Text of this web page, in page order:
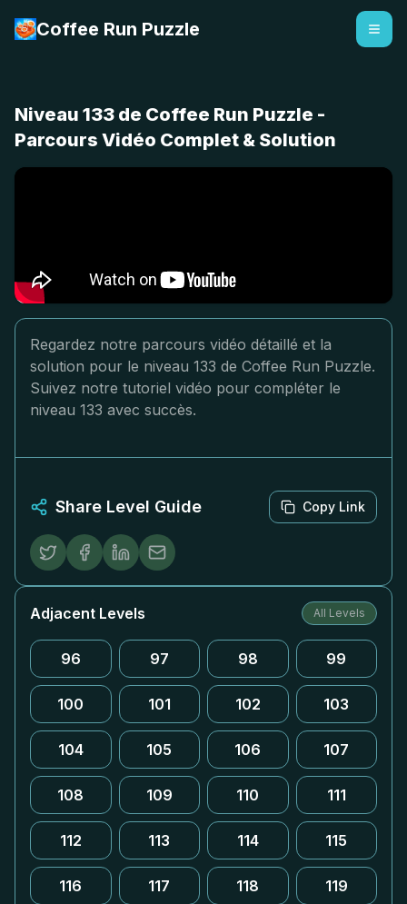
Coffee Run Puzzle
Niveau 133 de Coffee Run Puzzle -
Parcours Vidéo Complet & Solution
Regardez notre parcours vidéo détaillé et la
solution pour le niveau 133 de Coffee Run Puzzle.
Suivez notre tutoriel vidéo pour compléter le
niveau 133 avec succès.
Share Level Guide Copy Link
Adjacent Levels All Levels
96 97 98 99
100 101 102 103
104 105 106 107
108 109 110 111
112 113 114 115
116 117 118 119